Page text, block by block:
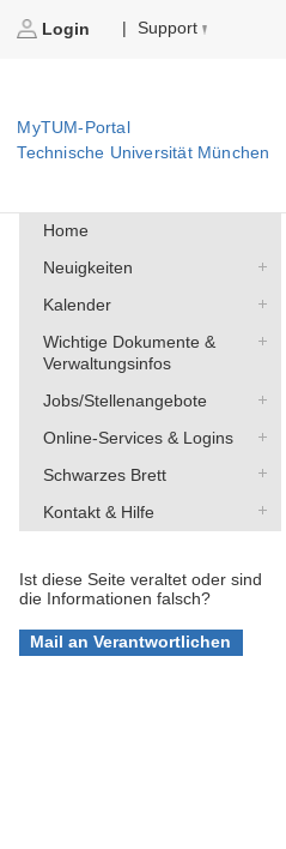
Login | Support
MyTUM-Portal
Technische Universität München
Home
Neuigkeiten
Kalender
Wichtige Dokumente &
Verwaltungsinfos
Jobs/Stellenangebote
Online-Services & Logins
Schwarzes Brett
Kontakt & Hilfe
Ist diese Seite veraltet oder sind
die Informationen falsch?